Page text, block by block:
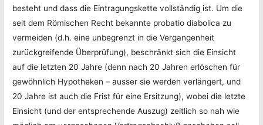
besteht und dass die Eintragungskette vollständig ist. Um die
seit dem Römischen Recht bekannte probatio diabolica zu
vermeiden (d.h. eine unbegrenzt in die Vergangenheit
zurückgreifende Überprüfung), beschränkt sich die Einsicht
auf die letzten 20 Jahre (denn nach 20 Jahren erlöschen für
gewöhnlich Hypotheken – ausser sie werden verlängert, und
20 Jahre ist auch die Frist für eine Ersitzung), wobei die letzte
Einsicht (und der entsprechende Auszug) zeitlich so nah wie